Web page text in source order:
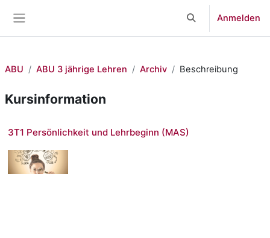
Sucheingabe
Anmelden
ABU ABU 3 jährige Lehren Archiv Beschreibung
Kursinformation
3T1 Persönlichkeit und Lehrbeginn (MAS)